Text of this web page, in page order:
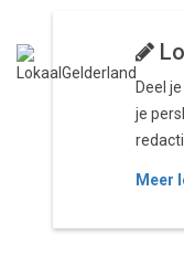
Deel
je
Meer